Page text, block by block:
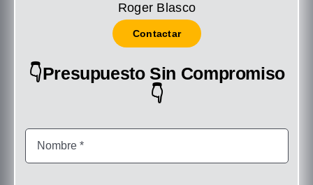
Roger Blasco
Contactar
👇Presupuesto Sin Compromiso
👇